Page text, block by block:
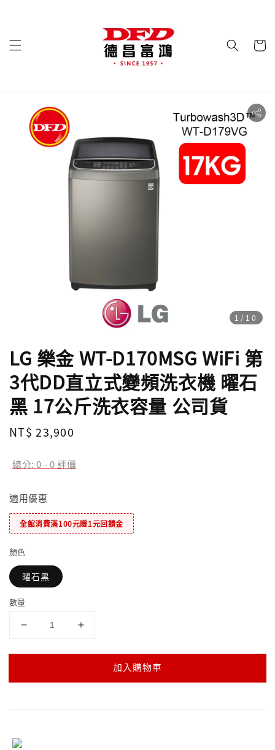
1 /10
LG 樂金 WT-D170MSG WiFi 第
3代DD直立式變頻洗衣機 曜石
黑 17公斤洗衣容量 公司貨
Regular
NT$ 23,900
總分:0 -0評價
適用優惠
全館消費滿100元贈1元回饋金
顏色
曜石黑
數量
加入購物車